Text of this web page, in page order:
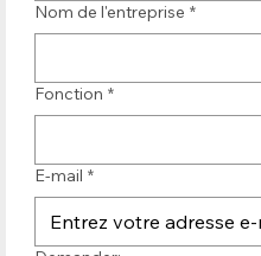
Nom de l'entreprise *
Fonction *
E-mail *